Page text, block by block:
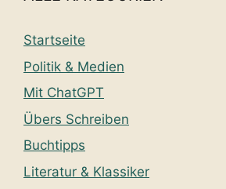
Startseite
Politik & Medien
Mit ChatGPT
Übers Schreiben
Buchtipps
Literatur & Klassiker